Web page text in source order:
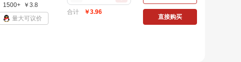
1500+
￥ 3.8
量大可议价
合计 ￥3.96
直接购买